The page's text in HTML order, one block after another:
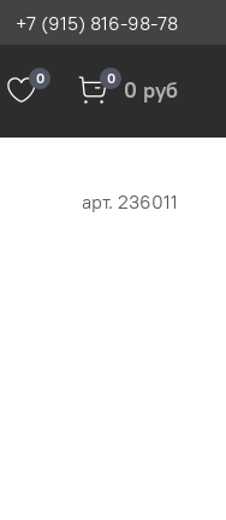
+7 (915) 816-98-78
0 0 0 руб
арт. 236011